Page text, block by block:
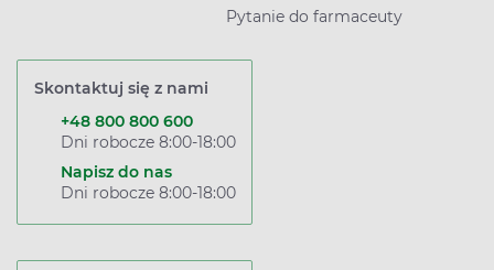
Pytanie do farmaceuty
Skontaktuj się z nami
+48 800 800 600
Dni robocze 8:00-18:00
Napisz do nas
Dni robocze 8:00-18:00